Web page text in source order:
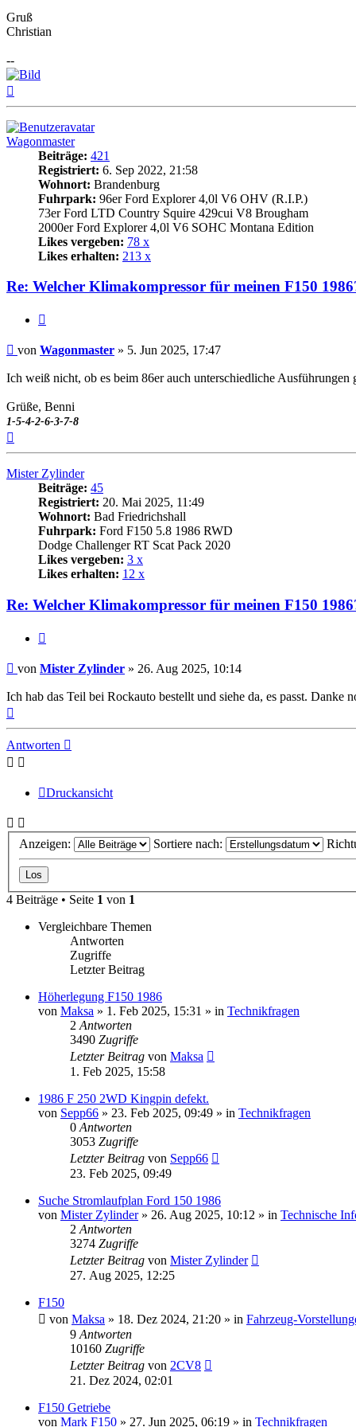
Gruß
Christian
--
Wagonmaster
Beiträge: 421
Registriert: 6. Sep 2022, 21:58
Wohnort: Brandenburg
Fuhrpark: 96er Ford Explorer 4,0l V6 OHV (R.I.P.)
73er Ford LTD Country Squire 429cui V8 Brougham
2000er Ford Explorer 4,0l V6 SOHC Montana Edition
Likes vergeben: 78 x
Likes erhalten: 213 x
Re: Welcher Klimakompressor für meinen F150
Beitrag
von Wagonmaster » 5. Jun 2025, 17:47
Ich weiß nicht, ob es beim 86er auch unterschiedliche
Grüße, Benni
1-5-4-2-6-3-7-8
Mister Zylinder
Beiträge: 45
Registriert: 20. Mai 2025, 11:49
Wohnort: Bad Friedrichshall
Fuhrpark: Ford F150 5.8 1986 RWD
Dodge Challenger RT Scat Pack 2020
Likes vergeben: 3 x
Likes erhalten: 12 x
Re: Welcher Klimakompressor für meinen F150
Beitrag
von Mister Zylinder » 26. Aug 2025, 10:14
Ich hab das Teil bei Rockauto bestellt und siehe da, es passt. Danke
Antworten
Druckansicht
Anzeigen: Sortiere nach:
4 Beiträge • Seite 1 von 1
Vergleichbare Themen
Antworten
Zugriffe
Letzter Beitrag
Höherlegung F150 1986
von Maksa » 1. Feb 2025, 15:31 » in Technikfragen
2 Antworten
3490 Zugriffe
Letzter Beitrag von Maksa
1. Feb 2025, 15:58
1986 F 250 2WD Kingpin defekt.
von Sepp66 » 23. Feb 2025, 09:49 » in Technikfragen
0 Antworten
3053 Zugriffe
Letzter Beitrag von Sepp66
23. Feb 2025, 09:49
Suche Stromlaufplan Ford 150 1986
von Mister Zylinder» 26. Aug 2025, 10:12 » in Technische
2 Antworten
3274 Zugriffe
Letzter Beitrag von Mister Zylinder
27. Aug 2025, 12:25
F150
von Maksa » 18. Dez 2024, 21:20 » in Fahrzeug-
9 Antworten
10160 Zugriffe
Letzter Beitrag von 2CV8
21. Dez 2024, 02:01
F150 Getriebe
von Mark F150 » 27. Jun 2025, 06:19 » in Technikfragen